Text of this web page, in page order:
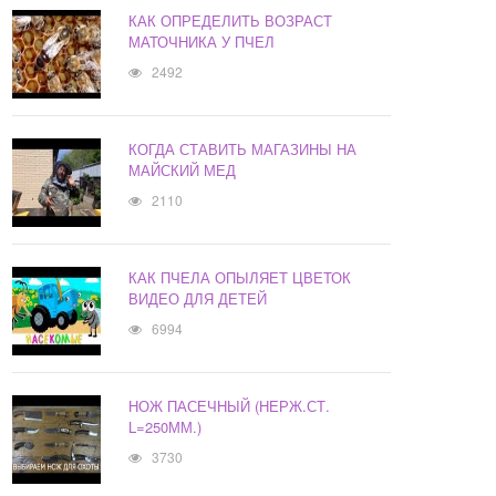
КАК ОПРЕДЕЛИТЬ ВОЗРАСТ
МАТОЧНИКА У ПЧЕЛ
2492
КОГДА СТАВИТЬ МАГАЗИНЫ НА
МАЙСКИЙ МЕД
2110
КАК ПЧЕЛА ОПЫЛЯЕТ ЦВЕТОК
ВИДЕО ДЛЯ ДЕТЕЙ
6994
НОЖ ПАСЕЧНЫЙ (НЕРЖ.СТ.
L=250ММ.)
3730